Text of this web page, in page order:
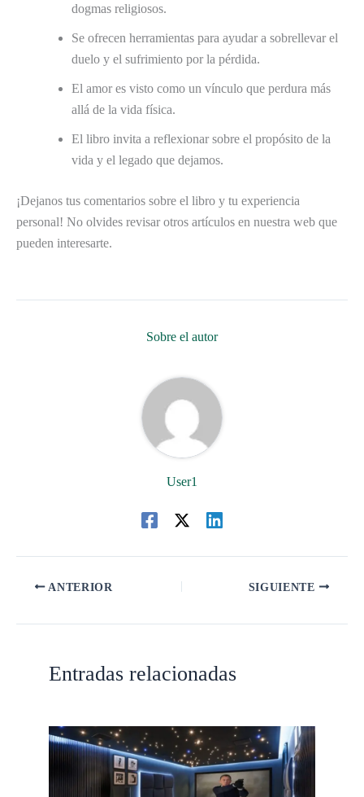
dogmas religiosos.
Se ofrecen herramientas para ayudar a sobrellevar el
duelo y el sufrimiento por la pérdida.
El amor es visto como un vínculo que perdura más
allá de la vida física.
El libro invita a reflexionar sobre el propósito de la
vida y el legado que dejamos.
¡Dejanos tus comentarios sobre el libro y tu experiencia
personal! No olvides revisar otros artículos en nuestra web que
pueden interesarte.
Sobre el autor
User1
ANTERIOR SIGUIENTE
Entradas relacionadas